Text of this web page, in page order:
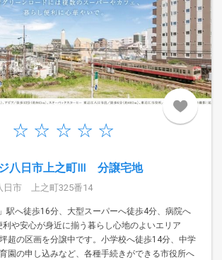
八日市上之町Ⅲ 分譲宅地
日市 上之町325番14
駅へ徒歩16分、大型スーパーへ徒歩4分、病院へ
や安心が身近に揃う暮らし心地のよいエリア
超の区画を分譲中です。小学校へ徒歩14分、中学
園の申し込みなど、各種手続きができる市役所へ